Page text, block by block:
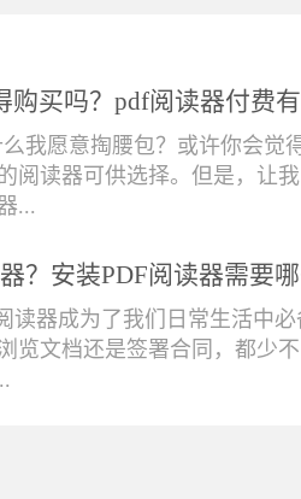
购买吗？pdf阅读器付费
我愿意掏腰包？或许你会觉
阅读器可供选择。但是，让
...
？安装PDF阅读器需要
读器成为了我们日常生活中
览文档还是签署合同，都少